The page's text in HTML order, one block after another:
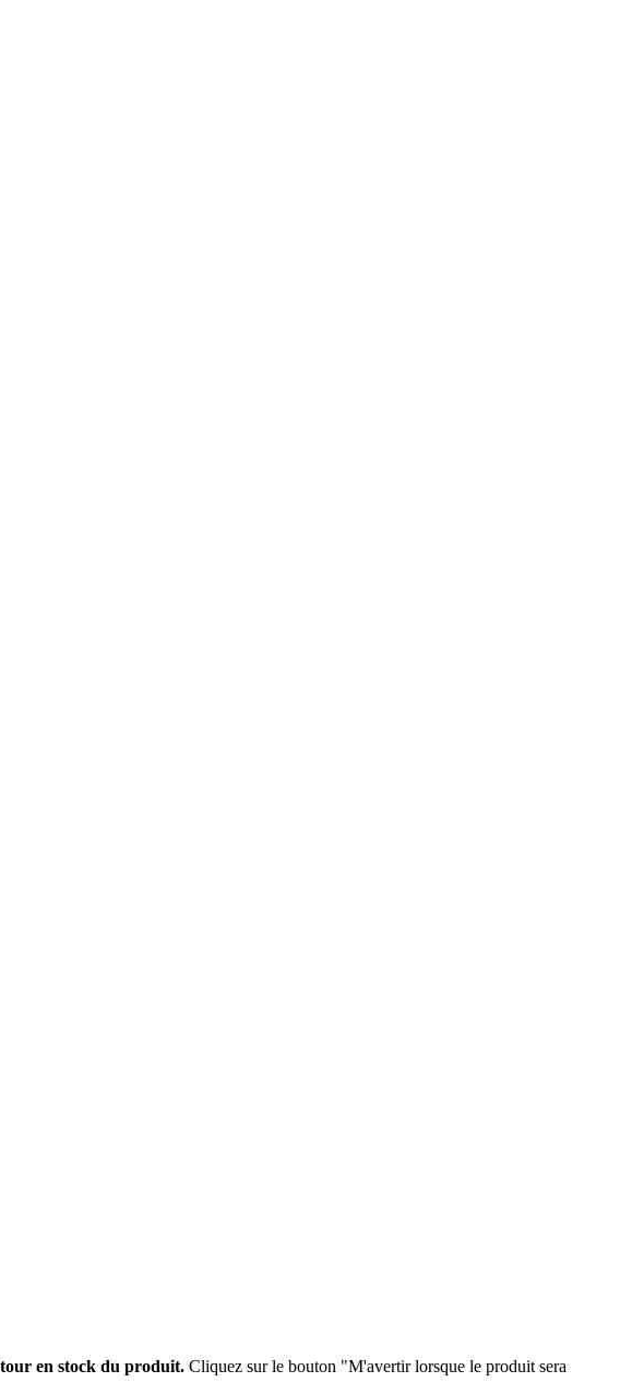
en stock du produit. Cliquez sur le bouton "M'avertir lorsque le produit sera